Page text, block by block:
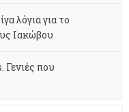
λόγια για το
Ιακώβου
που